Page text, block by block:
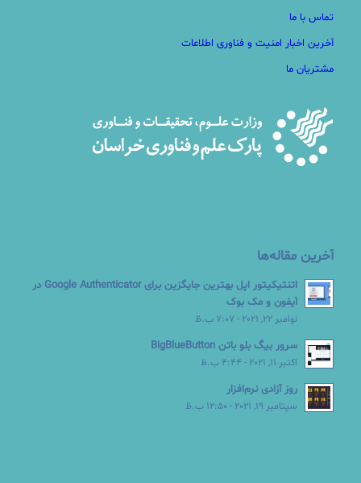
تماس با ما
آخرین اخبار امنیت و فناوری اطلاعات
مشتریان ما
آخرین مقاله‌ها
اتنتیکیتور اپل بهترین جایگزین برای Google Authenticator در
آیفون و مک بوک
نوامبر 22, 2021 - 7:07 ب.ظ
سرور بیگ بلو باتن BigBlueButton
اکتبر 11, 2021 - 4:44 ب.ظ
روز آزادی نرم‌افزار
سپتامبر 19, 2021 - 12:50 ب.ظ